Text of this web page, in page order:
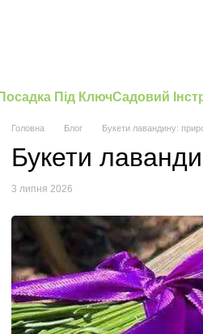
Під КлючСадовий
Головна Блог Букети лавандину:
Букети
3 липня 2026